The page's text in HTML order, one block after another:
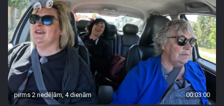
pirms 2 nedēļām, 4 dienām 00:03:00